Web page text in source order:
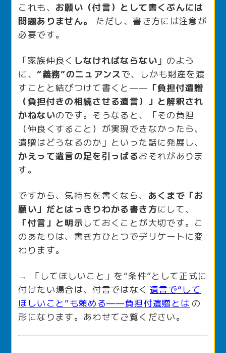
これも、 お願い（付言）として書くぶんには
問題ありません。
ただし、書き方には注意が
必要です。
「家族仲良く しなければならない 」のよう
に、“義務”のニュアンスで、しかも財産を渡
すことと結びつけて書くと—— 「負担付遺贈
（負担付きの相続させる遺言）」と解釈され
かねないのです。そうなると、「その負担
（仲良くすること）が実現できなかったら、
遺贈はどうなるのか」といった話に発展し、
かえって遺言の足を引っぱるおそれがありま
す。
ですから、気持ちを書くなら、 あくまで「お
願い」だとはっきりわかる書き方にして、
「付言」と明示 しておくことが大切です。こ
のあたりは、書き方ひとつでデリケートに変
わります。
→ 「してほしいこと」を“条件”として正式に
付けたい場合は、付言ではなく 遺言で“して
ほしいこと”も頼める——負担付遺贈とは の
形になります。あわせてご覧ください。